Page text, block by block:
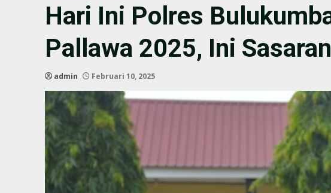
Hari Ini Polres
Pallawa 2025, Ini
admin Februari 10, 2025